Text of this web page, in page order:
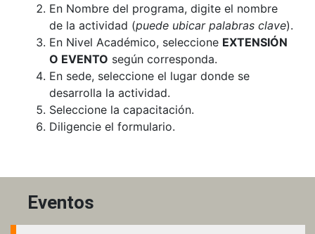
En Nombre del programa, digite el nombre
de la actividad (puede ubicar palabras clave).
En Nivel Académico, seleccione EXTENSIÓN
O EVENTO según corresponda.
En sede, seleccione el lugar donde se
desarrolla la actividad.
Seleccione la capacitación.
Diligencie el formulario.
Eventos